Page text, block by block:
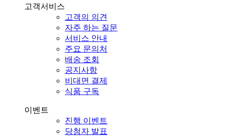
고객서비스
고객의 의견
자주 하는 질문
서비스 안내
주요 문의처
배송 조회
공지사항
비대면 결제
식품 구독
이벤트
진행 이벤트
당첨자 발표